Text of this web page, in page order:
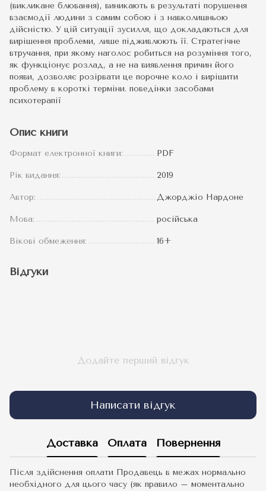
(викликане блювання), виникають в результаті порушення
взаємодії людини з самим собою і з навколишньою
дійсністю. У цій ситуації зусилля, що докладаються для
вирішення проблеми, лише підживлюють її. Стратегічне
втручання, при якому наголос робиться на розуміння того,
як функціонує розлад, а не на виявлення причин його
появи, дозволяє розірвати це порочне коло і вирішити
проблему в короткі терміни. поведінки засобами
психотерапії
Опис книги
Формат електронної книги: PDF
Рік видання: 2019
Автор: Джорджіо Нардоне
Мова: російська
Вікові обмеження: 16+
Відгуки
Додайте перший відгук
Написати відгук
Доставка Оплата Повернення
Після здійснення оплати Продавець в межах нормально
необхідного для цього часу (як правило – моментально